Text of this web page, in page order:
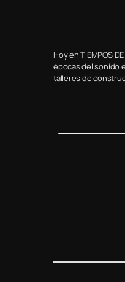
Hoy en TIEMPOS
épocas del sonido
talleres de